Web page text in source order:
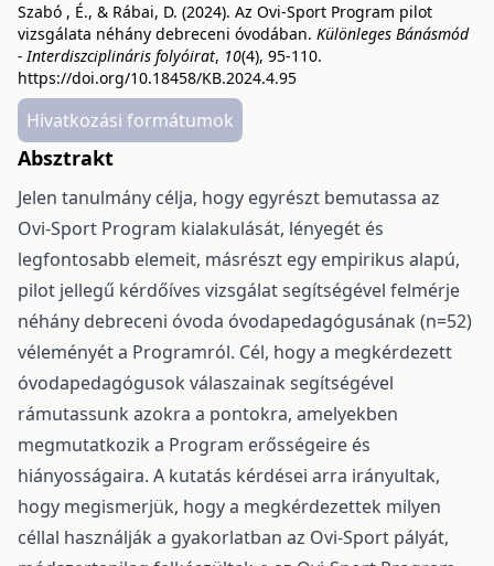
Szabó , É., & Rábai, D. (2024). Az Ovi-Sport Program pilot
vizsgálata néhány debreceni óvodában. Különleges Bánásmód
- Interdiszciplináris folyóirat, 10(4), 95-110.
https://doi.org/10.18458/KB.2024.4.95
Hivatkozási formátumok
Absztrakt
Jelen tanulmány célja, hogy egyrészt bemutassa az
Ovi-Sport Program kialakulását, lényegét és
legfontosabb elemeit, másrészt egy empirikus alapú,
pilot jellegű kérdőíves vizsgálat segítségével felmérje
néhány debreceni óvoda óvodapedagógusának (n=52)
véleményét a Programról. Cél, hogy a megkérdezett
óvodapedagógusok válaszainak segítségével
rámutassunk azokra a pontokra, amelyekben
megmutatkozik a Program erősségeire és
hiányosságaira. A kutatás kérdései arra irányultak,
hogy megismerjük, hogy a megkérdezettek milyen
céllal használják a gyakorlatban az Ovi-Sport pályát,